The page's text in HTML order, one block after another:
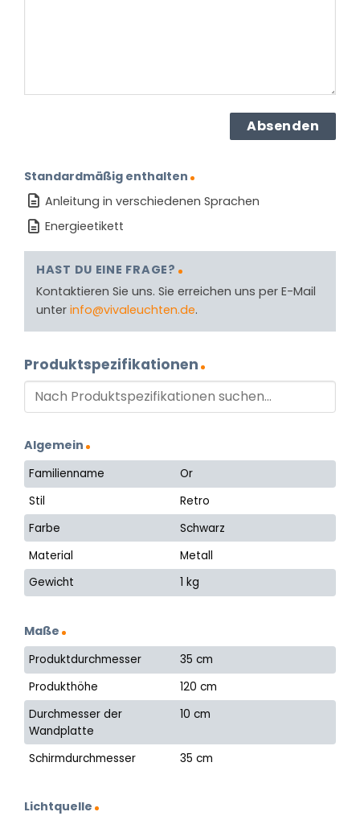
Standardmäßig enthalten
Anleitung in verschiedenen Sprachen
Energieetikett
HAST DU EINE FRAGE?
Kontaktieren Sie uns. Sie erreichen uns per E-Mail
unter info@vivaleuchten.de.
Produktspezifikationen
Algemein
Familienname
Or
Stil
Retro
Farbe
Schwarz
Material
Metall
Gewicht
1 kg
Maße
Produktdurchmesser
35 cm
Produkthöhe
120 cm
Durchmesser der
Wandplatte
10 cm
Schirmdurchmesser 35 cm
Lichtquelle